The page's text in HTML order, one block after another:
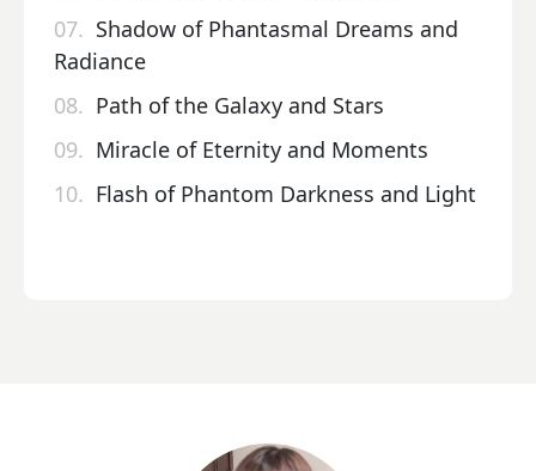
07. Shadow of Phantasmal Dreams and
Radiance
08. Path of the Galaxy and Stars
09. Miracle of Eternity and Moments
10. Flash of Phantom Darkness and Light